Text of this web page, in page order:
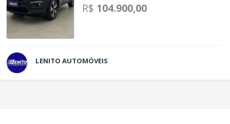
R$ 104.900,00
LENITO AUTOMÓVEIS